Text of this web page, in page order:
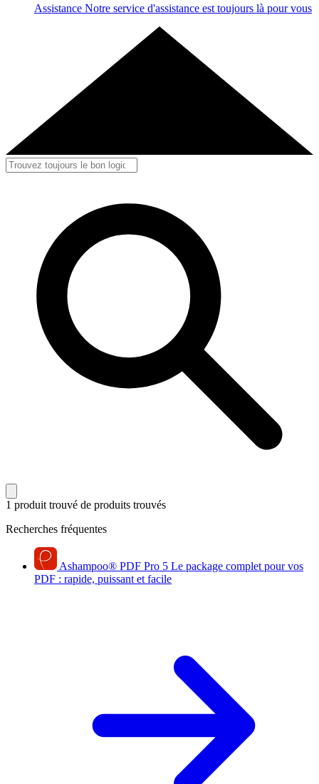
Assistance Notre service d'assistance est toujours là pour vous
1 produit trouvé de produits trouvés
Recherches fréquentes
Ashampoo® PDF Pro 5 Le package complet pour vos
PDF : rapide, puissant et facile